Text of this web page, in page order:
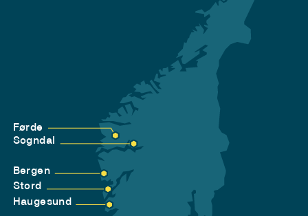
Førde
Sogndal
Bergen
Stord
Haugesund